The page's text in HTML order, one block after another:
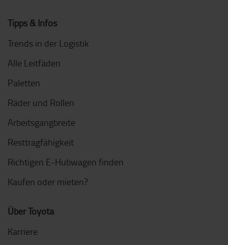
Tipps & Infos
Trends in der Logistik
Alle Leitfäden
Paletten
Räder und Rollen
Arbeitsgangbreite
Resttragfähigkeit
Richtigen E-Hubwagen finden
Kaufen oder mieten?
Über Toyota
Karriere